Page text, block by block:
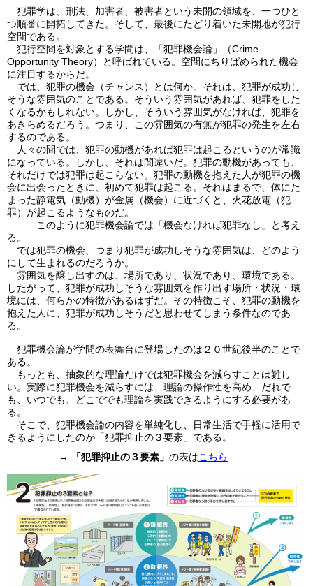
犯罪学は、刑法、加害者、被害者という未開の領域を、一つひと
つ順番に開拓してきた。そして、最後にたどり着いた未開地が犯行
空間である。
犯行空間を対象とする学問は、「犯罪機会論」（Crime
Opportunity Theory）と呼ばれている。空間にちりばめられた機会
に注目するからだ。
では、犯罪の機会（チャンス）とは何か。それは、犯罪が成功し
そうな雰囲気のことである。そういう雰囲気があれば、犯罪をした
くなるかもしれない。しかし、そういう雰囲気がなければ、犯罪を
あきらめるだろう。つまり、この雰囲気の有無が犯罪の発生を左右
するのである。
人々の間では、犯罪の動機があれば犯罪は起こるというのが常識
になっている。しかし、それは間違いだ。犯罪の動機があっても、
それだけでは犯罪は起こらない。犯罪の動機を抱えた人が犯罪の機
会に出会ったときに、初めて犯罪は起こる。それはまるで、体にた
まった静電気（動機）が金属（機会）に近づくと、火花放電（犯
罪）が起こるようなものだ。
――このように犯罪機会論では「機会なければ犯罪なし」と考え
る。
では犯罪の機会、つまり犯罪が成功しそうな雰囲気は、どのよう
にして生まれるのだろうか。
雰囲気を醸し出すのは、場所であり、状況であり、環境である。
したがって、犯罪が成功しそうな雰囲気を作り出す場所・状況・環
境には、何らかの特徴があるはずだ。その特徴こそ、犯罪の動機を
抱えた人に、犯罪が成功しそうだと思わせてしまう条件なのであ
る。
犯罪機会論が学問の表舞台に登場したのは２０世紀後半のことで
ある。
もっとも、抽象的な理論だけでは犯罪機会を減らすことは難し
い。実際に犯罪機会を減らすには、理論の操作性を高め、だれで
も、いつでも、どこででも理論を実践できるようにする必要があ
る。
そこで、犯罪機会論の内容を単純化し、日常生活で手軽に活用で
きるようにしたのが「犯罪抑止の３要素」である。
→
「犯罪抑止の３要素」 の表はこちら